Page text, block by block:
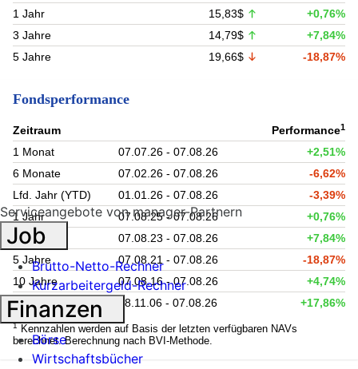
1 Jahr
15,83$
+0,76%
3 Jahre
14,79$
+7,84%
5 Jahre
19,66$ -18,87%
Fondsperformance
Zeitraum Performance1
1 Monat 07.07.26 - 07.08.26
+2,51%
6 Monate
07.02.26 - 07.08.26
-6,62%
Lfd. Jahr (YTD)
01.01.26 - 07.08.26
-3,39%
1 Jahr
07.08.25 - 07.08.26
+0,76%
3 Jahre
07.08.23 - 07.08.26
+7,84%
5 Jahre
07.08.21 - 07.08.26
-18,87%
10 Jahre
07.08.16 - 07.08.26
+4,74%
seit Auflage
28.11.06 - 07.08.26 +17,86%
1 Kennzahlen werden auf Basis der letzten verfügbaren NAVs
berechnet. Berechnung nach BVI-Methode.
Serviceangebote von manager-Partnern
Job
Brutto-Netto-Rechner
Kurzarbeitergeld-Rechner
Finanzen
Börse
Wirtschaftsbücher